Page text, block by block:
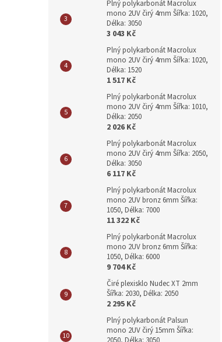
Plný polykarbonát Macrolux
mono 2UV čirý 4mm Šířka: 1020,
Délka: 3050
3 043 Kč
Plný polykarbonát Macrolux
mono 2UV čirý 4mm Šířka: 1020,
Délka: 1520
1 517 Kč
Plný polykarbonát Macrolux
mono 2UV čirý 4mm Šířka: 1010,
Délka: 2050
2 026 Kč
Plný polykarbonát Macrolux
mono 2UV čirý 4mm Šířka: 2050,
Délka: 3050
6 117 Kč
Plný polykarbonát Macrolux
mono 2UV bronz 6mm Šířka:
1050, Délka: 7000
11 322 Kč
Plný polykarbonát Macrolux
mono 2UV bronz 6mm Šířka:
1050, Délka: 6000
9 704 Kč
Čiré plexisklo Nudec XT 2mm
Šířka: 2030, Délka: 2050
2 295 Kč
Plný polykarbonát Palsun
mono 2UV čirý 15mm Šířka: